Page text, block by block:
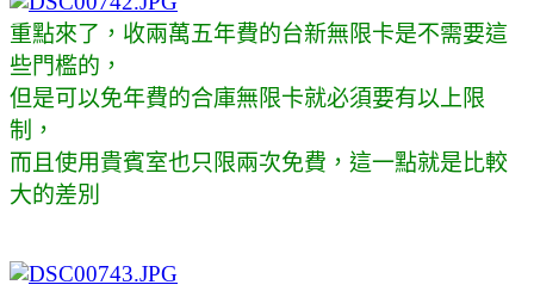
重點來了，收兩萬五年費的台新無限卡是不需要這
些門檻的，
但是可以免年費的合庫無限卡就必須要有以上限
制，
而且使用貴賓室也只限兩次免費，這一點就是比較
大的差別